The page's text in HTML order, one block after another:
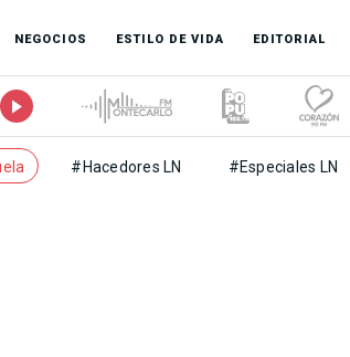
NEGOCIOS ESTILO DE VIDA EDITORIAL
#Hacedores LN #Especiales LN